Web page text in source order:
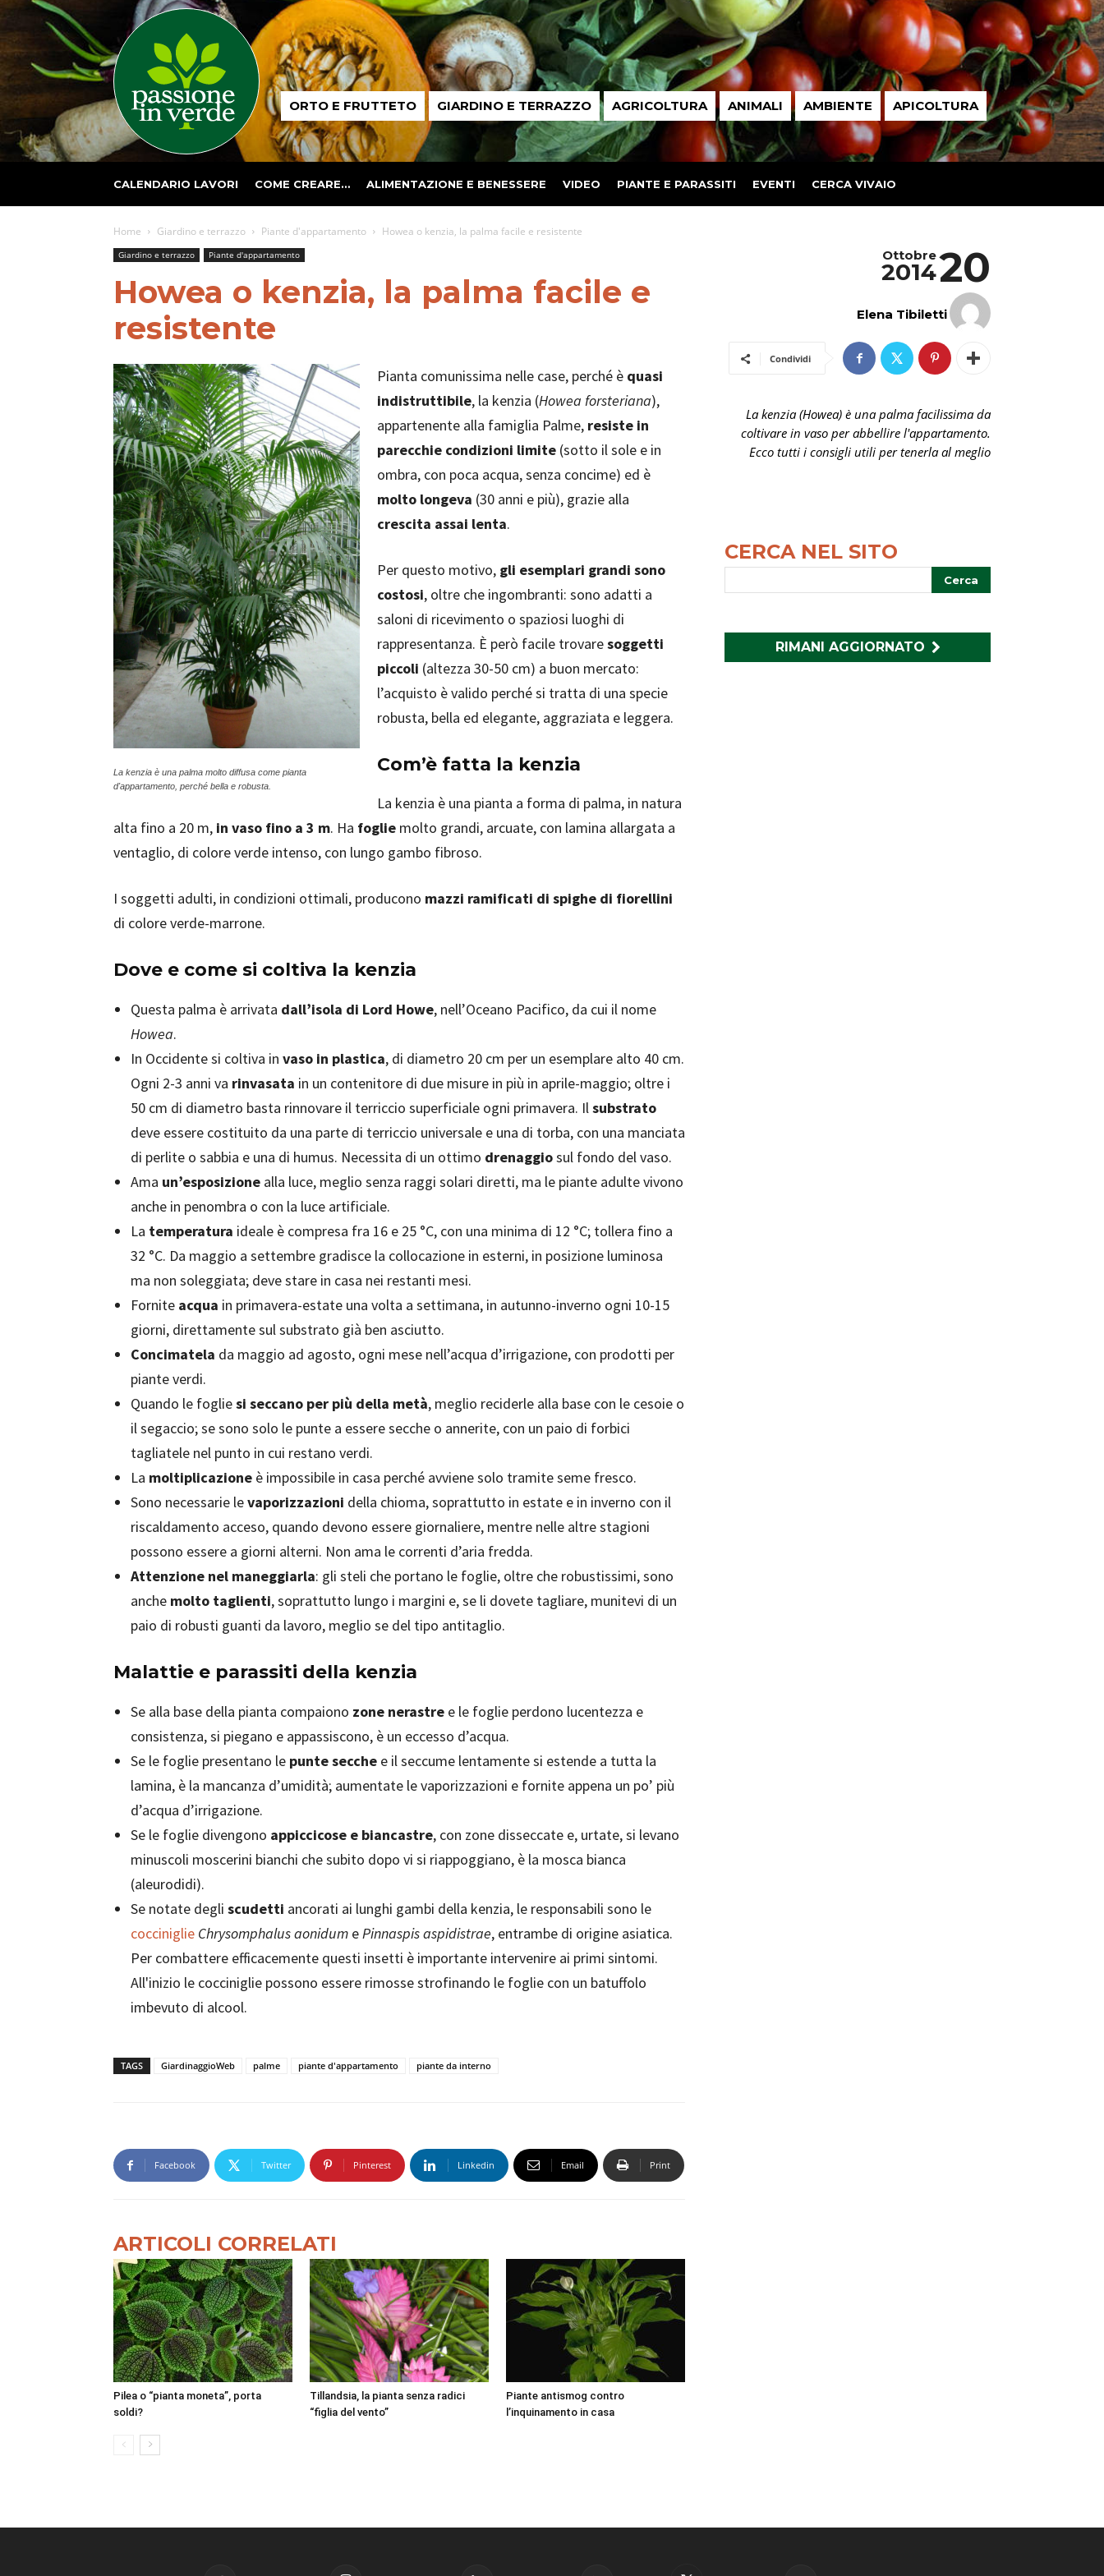
Passione
in ORTO E FRUTTETO GIARDINO E TERRAZZO AGRICOLTURA ANIMALI AMBIENTE APICOLTURA
CALENDARIO LAVORI COME CREARE… ALIMENTAZIONE E BENESSERE VIDEO PIANTE E PARASSITI EVENTI CERCA VIVAIO
Home Giardino e terrazzo Piante d'appartamento Howea o kenzia, la palma facile e resistente
Giardino e terrazzo Piante d'appartamento
Howea o kenzia, la palma facile e
resistente
La kenzia è una palma molto diffusa come pianta
d'appartamento, perché bella e robusta.
Pianta comunissima nelle case, perché è quasi
indistruttibile, la kenzia (Howea forsteriana),
appartenente alla famiglia Palme, resiste in
parecchie condizioni limite (sotto il sole e in
ombra, con poca acqua, senza concime) ed è
molto longeva (30 anni e più), grazie alla
crescita assai lenta.
Per questo motivo, gli esemplari grandi sono
costosi, oltre che ingombranti: sono adatti a
saloni di ricevimento o spaziosi luoghi di
rappresentanza. È però facile trovaresoggetti
piccoli (altezza 30-50 cm) a buon mercato:
l’acquisto è valido perché si tratta di una specie
robusta, bella ed elegante, aggraziata e leggera.
Com’è fatta la kenzia
La kenzia è una pianta a forma di palma, in natura
alta fino a 20 m, in vaso fino a 3 m. Ha foglie molto grandi, arcuate, con lamina allargata a
ventaglio, di colore verde intenso, con lungo gambo fibroso.
I soggetti adulti, in condizioni ottimali, producono mazzi ramificati di spighe di fiorellini
di colore verde-marrone.
Dove e come si coltiva la kenzia
Questa palma è arrivata dall’isola di Lord Howe, nell’Oceano Pacifico, da cui il nome
Howea.
In Occidente si coltiva in vaso in plastica, di diametro 20 cm per un esemplare alto 40 cm.
Ogni 2-3 anni va rinvasata in un contenitore di due misure in più in aprile-maggio; oltre i
50 cm di diametro basta rinnovare il terriccio superficiale ogni primavera. Ilsubstrato
deve essere costituito da una parte di terriccio universale e una di torba, con una manciata
di perlite o sabbia e una di humus. Necessita di un ottimo drenaggiosul fondo del vaso.
Ama un’esposizione alla luce, meglio senza raggi solari diretti, ma le piante adulte vivono
anche in penombra o con la luce artificiale.
La temperatura ideale è compresa fra 16 e 25 °C, con una minima di 12 °C; tollera fino a
32 °C. Da maggio a settembre gradisce la collocazione in esterni, in posizione luminosa
ma non soleggiata; deve stare in casa nei restanti mesi.
Fornite acqua in primavera-estate una volta a settimana, in autunno-inverno ogni 10-15
giorni, direttamente sul substrato già ben asciutto.
Concimatela da maggio ad agosto, ogni mese nell’acqua d’irrigazione, con prodotti per
piante verdi.
Quando le fogliesi seccano per più della metà, meglio reciderle alla base con le cesoie o
il segaccio; se sono solo le punte a essere secche o annerite, con un paio di forbici
tagliatele nel punto in cui restano verdi.
La moltiplicazione è impossibile in casa perché avviene solo tramite seme fresco.
Sono necessarie levaporizzazioni della chioma, soprattutto in estate e in inverno con il
riscaldamento acceso, quando devono essere giornaliere, mentre nelle altre stagioni
possono essere a giorni alterni. Non ama le correnti d’aria fredda.
Attenzione nel maneggiarla: gli steli che portano le foglie, oltre che robustissimi, sono
anche molto taglienti, soprattutto lungo i margini e, se li dovete tagliare, munitevi di un
paio di robusti guanti da lavoro, meglio se del tipo antitaglio.
Malattie e parassiti della kenzia
Se alla base della pianta compaiono zone nerastre e le foglie perdono lucentezza e
consistenza, si piegano e appassiscono, è un eccesso d’acqua.
Se le foglie presentano le punte secche e il seccume lentamente si estende a tutta la
lamina, è la mancanza d’umidità; aumentate le vaporizzazioni e fornite appena un po’ più
d’acqua d’irrigazione.
Se le foglie divengono appiccicose e biancastre, con zone disseccate e, urtate, si levano
minuscoli moscerini bianchi che subito dopo vi si riappoggiano, è la mosca bianca
(aleurodidi).
Se notate degli scudetti ancorati ai lunghi gambi della kenzia, le responsabili sono le
cocciniglie Chrysomphalus aonidum ePinnaspis aspidistrae, entrambe di origine asiatica.
Per combattere efficacemente questi insetti è importante intervenire ai primi sintomi.
All'inizio le cocciniglie possono essere rimosse strofinando le foglie con un batuffolo
imbevuto di alcool.
TAGS GiardinaggioWeb palme piante d'appartamento piante da interno
Facebook Twitter Pinterest Linkedin Email Print
ARTICOLI CORRELATI
Pilea o “pianta moneta”, porta
soldi?
Tillandsia, la pianta senza radici
“figlia del vento”
Piante antismog contro
l’inquinamento in casa
20
Ottobre
2014
Elena Tibiletti
Condividi
La kenzia (Howea) è una palma facilissima da
coltivare in vaso per abbellire l'appartamento.
Ecco tutti i consigli utili per tenerla al meglio
CERCA NEL SITO
RIMANI AGGIORNATO